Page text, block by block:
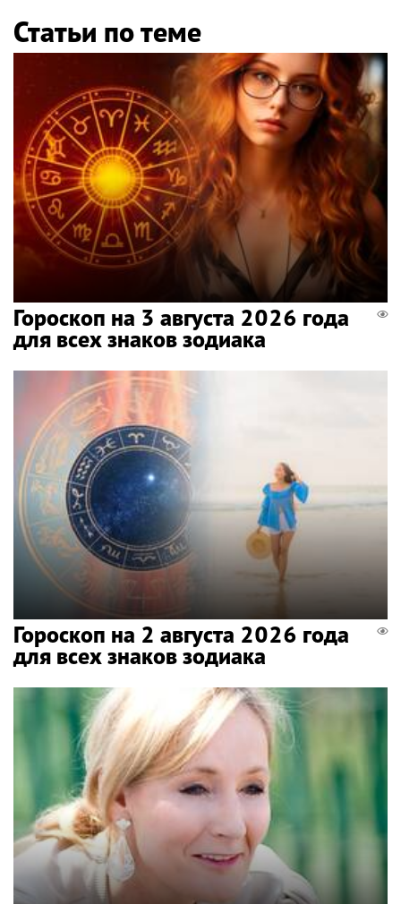
Статьи по теме
Гороскоп на 3 августа 2026 года
для всех знаков зодиака
Гороскоп на 2 августа 2026 года
для всех знаков зодиака